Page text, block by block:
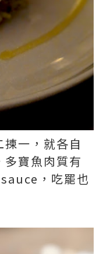
一，就各自
寶魚肉質有
，吃罷也